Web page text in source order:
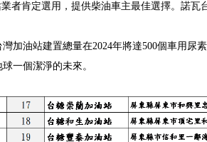
者肯定選用，提供柴油車主最佳選擇。諾瓦
加油站建置總量在2024年將達500個車用尿
一個潔淨的未來。